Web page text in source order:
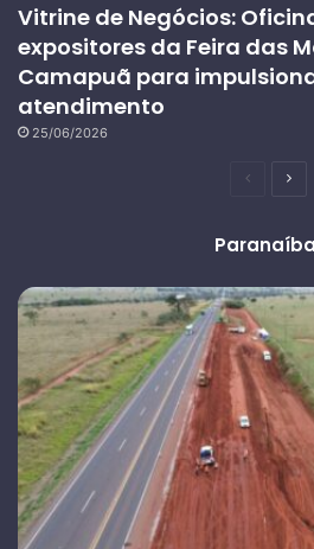
Vitrine de Negócios:
expositores da Feira das
Camapuã para
atendimento
25/06/2026
Página
Paranaíba